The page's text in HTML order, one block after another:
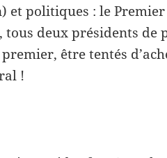
et politiques : le
tous deux présidents de
être tentés
!